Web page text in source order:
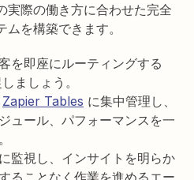
実際の働き方に合わせた完全
を構築できます。
を即座にルーティングする
ましょう。
Zapier Tables に集中管理し、
ュール、パフォーマンスを一
監視し、インサイトを明らか
ることなく作業を進めるエー